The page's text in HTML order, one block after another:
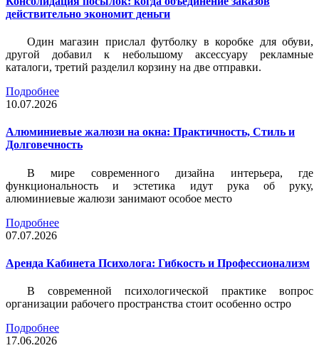
действительно экономит деньги
Один магазин прислал футболку в коробке для обуви,
другой добавил к небольшому аксессуару рекламные
каталоги, третий разделил корзину на две отправки.
Подробнее
10.07.2026
Алюминиевые жалюзи на окна: Практичность, Стиль и
Долговечность
В мире современного дизайна интерьера, где
функциональность и эстетика идут рука об руку,
алюминиевые жалюзи занимают особое место
Подробнее
07.07.2026
Аренда Кабинета Психолога: Гибкость и Профессионализм
В современной психологической практике вопрос
организации рабочего пространства стоит особенно остро
Подробнее
17.06.2026